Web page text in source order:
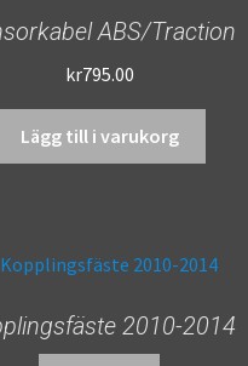
ABS/Traction
kr795.00
Lägg till i varukorg
2010-2014